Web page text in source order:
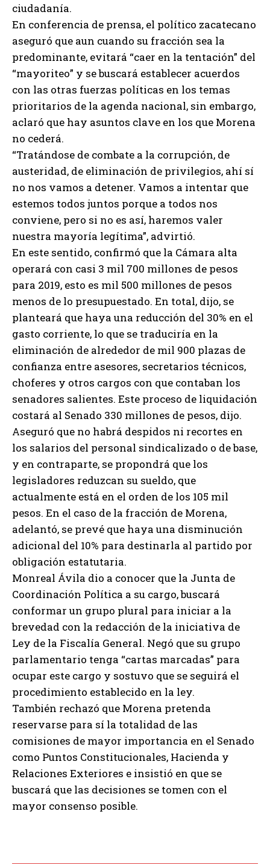
ciudadanía.
En conferencia de prensa, el político zacatecano
aseguró que aun cuando su fracción sea la
predominante, evitará “caer en la tentación” del
“mayoriteo” y se buscará establecer acuerdos
con las otras fuerzas políticas en los temas
prioritarios de la agenda nacional, sin embargo,
aclaró que hay asuntos clave en los que Morena
no cederá.
“Tratándose de combate a la corrupción, de
austeridad, de eliminación de privilegios, ahí sí
no nos vamos a detener. Vamos a intentar que
estemos todos juntos porque a todos nos
conviene, pero si no es así, haremos valer
nuestra mayoría legítima”, advirtió.
En este sentido, confirmó que la Cámara alta
operará con casi 3 mil 700 millones de pesos
para 2019, esto es mil 500 millones de pesos
menos de lo presupuestado. En total, dijo, se
planteará que haya una reducción del 30% en el
gasto corriente, lo que se traduciría en la
eliminación de alrededor de mil 900 plazas de
confianza entre asesores, secretarios técnicos,
choferes y otros cargos con que contaban los
senadores salientes. Este proceso de liquidación
costará al Senado 330 millones de pesos, dijo.
Aseguró que no habrá despidos ni recortes en
los salarios del personal sindicalizado o de base,
y en contraparte, se propondrá que los
legisladores reduzcan su sueldo, que
actualmente está en el orden de los 105 mil
pesos. En el caso de la fracción de Morena,
adelantó, se prevé que haya una disminución
adicional del 10% para destinarla al partido por
obligación estatutaria.
Monreal Ávila dio a conocer que la Junta de
Coordinación Política a su cargo, buscará
conformar un grupo plural para iniciar a la
brevedad con la redacción de la iniciativa de
Ley de la Fiscalía General. Negó que su grupo
parlamentario tenga “cartas marcadas” para
ocupar este cargo y sostuvo que se seguirá el
procedimiento establecido en la ley.
También rechazó que Morena pretenda
reservarse para sí la totalidad de las
comisiones de mayor importancia en el Senado
como Puntos Constitucionales, Hacienda y
Relaciones Exteriores e insistió en que se
buscará que las decisiones se tomen con el
mayor consenso posible.